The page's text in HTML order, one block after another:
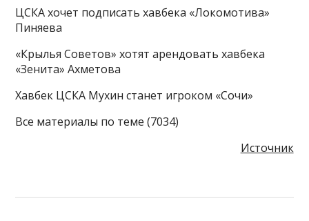
ЦСКА хочет подписать хавбека «Локомотива»
Пиняева
«Крылья Советов» хотят арендовать хавбека
«Зенита» Ахметова
Хавбек ЦСКА Мухин станет игроком «Сочи»
Все материалы по теме (7034)
Источник